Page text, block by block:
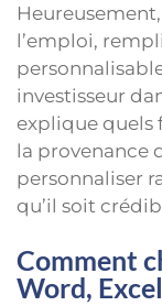
l’emploi,
investisseur
explique quels
la provenance
personnaliser
qu’il soit
Comment
Word,